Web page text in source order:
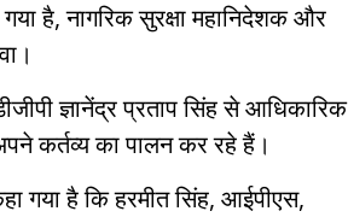
है, नागरिक सुरक्षा महानिदेशक और
ज्ञानेंद्र प्रताप सिंह से आधिकारिक
कर्तव्य का पालन कर रहे हैं।
गया है कि हरमीत सिंह, आईपीएस,